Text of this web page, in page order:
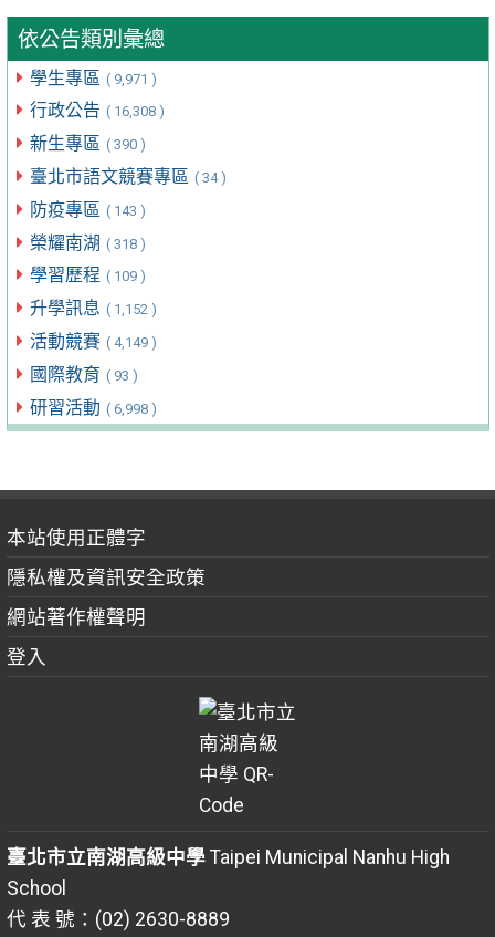
依公告類別彙總
學生專區 ( 9,971 )
行政公告 ( 16,308 )
新生專區 ( 390 )
臺北市語文競賽專區 ( 34 )
防疫專區 ( 143 )
榮耀南湖 ( 318 )
學習歷程 ( 109 )
升學訊息 ( 1,152 )
活動競賽 ( 4,149 )
國際教育 ( 93 )
研習活動 ( 6,998 )
本站使用正體字
隱私權及資訊安全政策
網站著作權聲明
登入
臺北市立南湖高級中學Taipei Municipal Nanhu High
School
代 表 號：(02) 2630-8889